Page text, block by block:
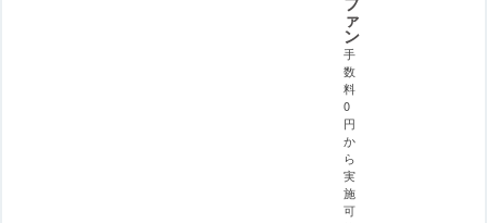
ァ
ン
手
数
料
0
円
か
ら
実
施
可